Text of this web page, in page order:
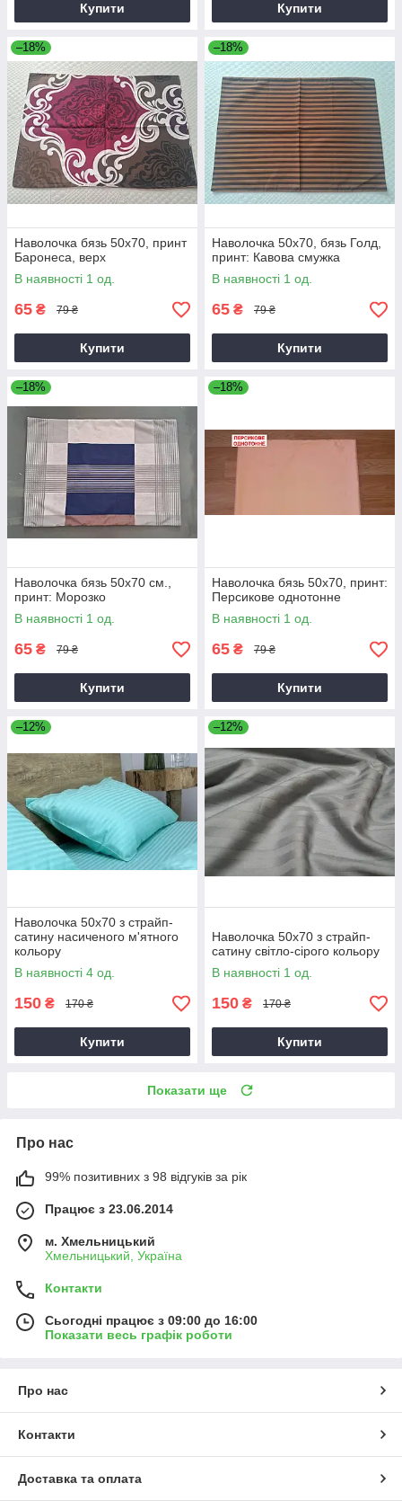
Купити Купити
–18%
Наволочка бязь 50х70, принт
Баронеса, верх
В наявності 1 од.
65 ₴ 79 ₴
Купити
–18%
Наволочка 50х70, бязь Голд,
принт: Кавова смужка
В наявності 1 од.
65 ₴ 79 ₴
Купити
–18%
Наволочка бязь 50х70 см.,
принт: Морозко
В наявності 1 од.
65 ₴ 79 ₴
Купити
–18%
Наволочка бязь 50х70, принт:
Персикове однотонне
В наявності 1 од.
65 ₴ 79 ₴
Купити
–12%
Наволочка 50х70 з страйп-
сатину насиченого м'ятного
кольору
В наявності 4 од.
150 ₴ 170 ₴
Купити
–12%
Наволочка 50х70 з страйп-
сатину світло-сірого кольору
В наявності 1 од.
150 ₴ 170 ₴
Купити
Показати ще
Про нас
99% позитивних з 98 відгуків за рік
Працює з 23.06.2014
м. Хмельницький
Хмельницький, Україна
Контакти
Сьогодні працює з 09:00 до 16:00
Показати весь графік роботи
Про нас
Контакти
Доставка та оплата